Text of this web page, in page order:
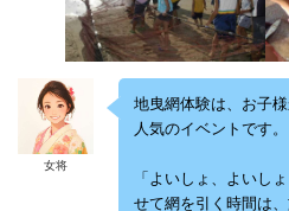
女将
地曳網体験は、お子
人気のイベントです。
「よいしょ、よいし
せて網を引く時間は